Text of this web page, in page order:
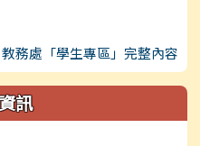
教務處「學生專區」完整內容
訊